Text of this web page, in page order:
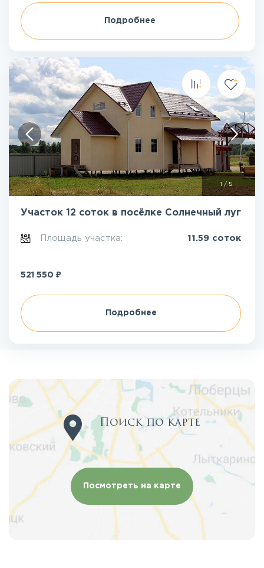
Подробнее
/5
Участок 12 соток в посёлке Солнечный луг
Площадь участка: 11.59 соток
521 550 ₽
Подробнее
Поиск по карте
Посмотреть на карте